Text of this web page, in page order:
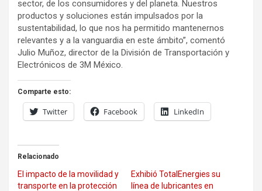
sector, de los consumidores y del planeta. Nuestros
productos y soluciones están impulsados por la
sustentabilidad, lo que nos ha permitido mantenernos
relevantes y a la vanguardia en este ámbito”, comentó
Julio Muñoz, director de la División de Transportación y
Electrónicos de 3M México.
Comparte esto:
Twitter Facebook LinkedIn
Relacionado
El impacto de la movilidad y
transporte en la protección
Exhibió TotalEnergies su
línea de lubricantes en